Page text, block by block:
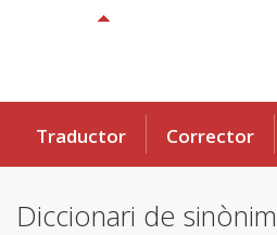
Traductor Corrector
Diccionari de